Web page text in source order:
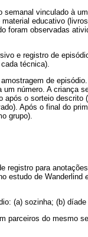
semanal vinculado à
educativo
foram observadas
e registro de
técnica).
de
número. A criança
após o sorteio
Após o final do
grupo).
registro para
estudo de Wanderlind
(a) sozinha; (b) díade
parceiros do mesmo